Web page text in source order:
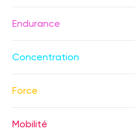
Endurance
Concentration
Force
Mobilité